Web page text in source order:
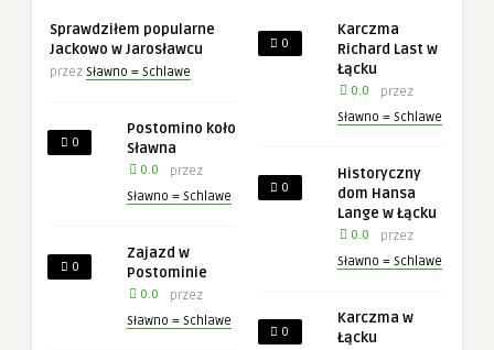
Sprawdziłem popularne
Jackowo w Jarosławcu
przez Sławno = Schlawe
0
Postomino koło
Sławna
0.0
przez
Sławno = Schlawe
0
Zajazd w
Postominie
0.0
przez
Sławno = Schlawe
0
Karczma
Richard Last w
Łącku
0.0
przez
Sławno = Schlawe
0
Historyczny
dom Hansa
Lange w Łącku
0.0
przez
Sławno = Schlawe
0
Karczma w
Łącku